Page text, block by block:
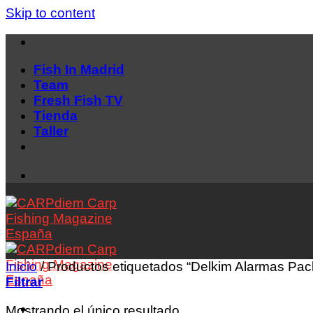
Skip to content
Fish In Madrid
Team
Fresh Fish TV
Tienda
Taller
Inicio /Productos etiquetados “Delkim Alarmas
Filtrar